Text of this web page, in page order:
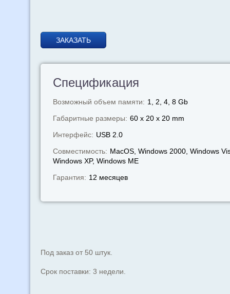
ЗАКАЗАТЬ
Спецификация
Возможный объем памяти: 1, 2, 4, 8 Gb
Габаритные размеры: 60 x 20 x 20 mm
Интерфейс: USB 2.0
Совместимость: MacOS, Windows 2000, Windows
Windows XP, Windows МЕ
Гарантия: 12 месяцев
Под заказ от 50 штук.
Срок поставки: 3 недели.